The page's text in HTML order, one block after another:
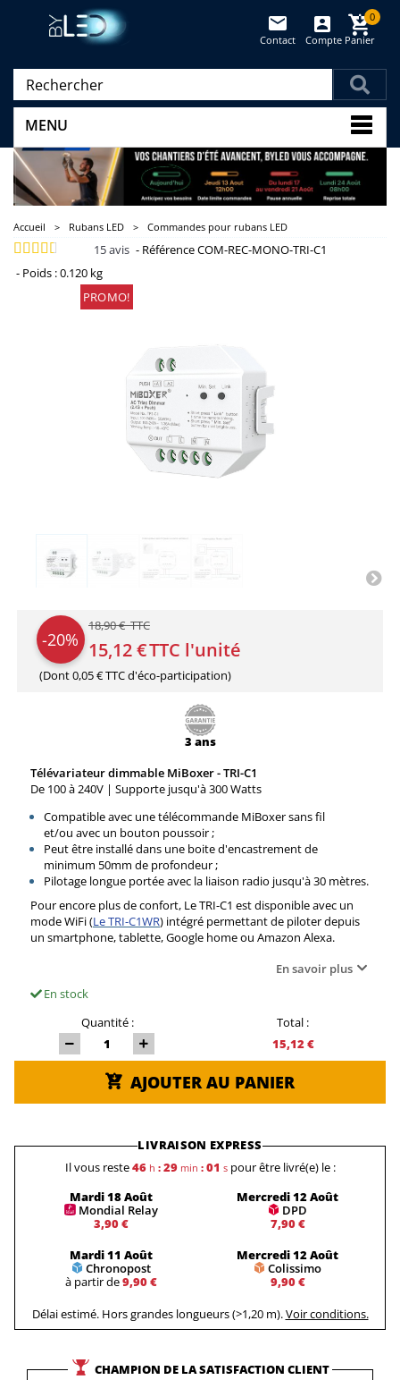
Panier
0
Compte
Contact
MENU
Accueil > Rubans LED > Commandes pour rubans LED
15avis - RéférenceCOM-REC-MONO-TRI-C1
- Poids :0.120 kg
PROMO!
-20%
18,90 € TTC
15,12 €TTC l'unité
(Dont0,05 € TTCd'éco-participation)
3 ans
Télévariateur dimmable MiBoxer - TRI-C1
De 100 à 240V | Supporte jusqu'à 300 Watts
Compatible avec une télécommande MiBoxer sans fil
et/ou avec un bouton poussoir ;
Peut être installé dans une boite d'encastrement de
minimum 50mm de profondeur ;
Pilotage longue portée avec la liaison radio jusqu'à 30 mètres.
Pour encore plus de confort, Le TRI-C1 est disponible avec un
mode WiFi (Le TRI-C1WR) intégré permettant de piloter depuis
un smartphone, tablette, Google home ou Amazon Alexa.
En savoir plus
En stock
Quantité :
Total :
15,12 €
AJOUTER AU PANIER
LIVRAISON EXPRESS
Il vous reste46h : 29min : 01 s pour être livré(e) le :
Mardi 18 Août
Mondial Relay
3,90 €
Mercredi 12 Août
DPD
7,90 €
Mardi 11 Août
Chronopost
à partir de9,90 €
Mercredi 12 Août
Colissimo
9,90 €
Délai estimé. Hors grandes longueurs (>1,20 m).Voir conditions.
CHAMPION DE LA SATISFACTION CLIENT